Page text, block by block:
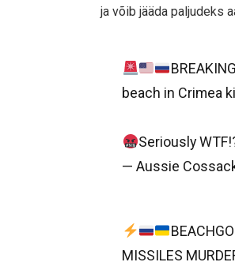
ja võib jääda paljudeks
beach in Crimea
Seriously
— Aussie
MISSILES